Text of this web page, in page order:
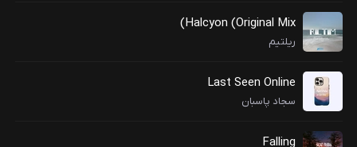
Halcyon (Original Mix)
ریلتیم
Last Seen Online
سجاد پاسبان
Falling